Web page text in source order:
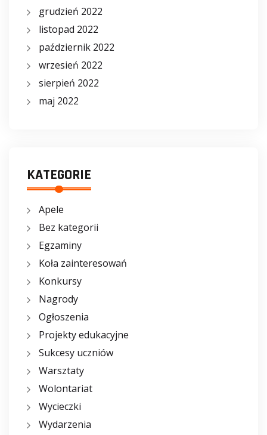
grudzień 2022
listopad 2022
październik 2022
wrzesień 2022
sierpień 2022
maj 2022
KATEGORIE
Apele
Bez kategorii
Egzaminy
Koła zainteresowań
Konkursy
Nagrody
Ogłoszenia
Projekty edukacyjne
Sukcesy uczniów
Warsztaty
Wolontariat
Wycieczki
Wydarzenia